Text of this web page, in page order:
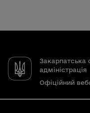
Закарпатська
адміністрація
Офіційний